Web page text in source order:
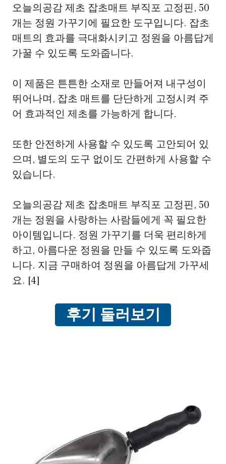
오늘의공감 제초 잡초매트 부직포 고정핀, 50
개는 정원 가꾸기에 필요한 도구입니다. 잡초
매트의 효과를 극대화시키고 정원을 아름답게
가꿀 수 있도록 도와줍니다.
이 제품은 튼튼한 소재로 만들어져 내구성이
뛰어나며, 잡초 매트를 단단하게 고정시켜 주
어 효과적인 제초를 가능하게 합니다.
또한 안전하게 사용할 수 있도록 고안되어 있
으며, 별도의 도구 없이도 간편하게 사용할 수
있습니다.
오늘의공감 제초 잡초매트 부직포 고정핀, 50
개는 정원을 사랑하는 사람들에게 꼭 필요한
아이템입니다. 정원 가꾸기를 더욱 편리하게
하고, 아름다운 정원을 만들 수 있도록 도와줍
니다. 지금 구매하여 정원을 아름답게 가꾸세
요. [4]
후기 둘러보기